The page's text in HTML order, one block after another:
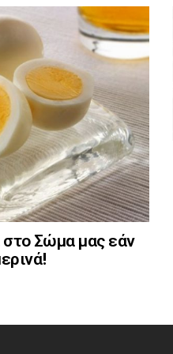
στο Σώμα μας εάν